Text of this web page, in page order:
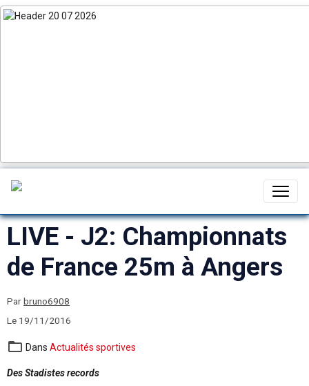
LIVE - J2: Championnats
de France 25m à Angers
Parbruno6908
Le 19/11/2016
Dans Actualités sportives
Des Stadistes records